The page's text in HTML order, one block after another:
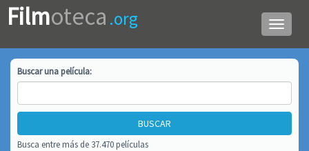
Menú
de
Filmoteca .org
Buscar unapelícula:
Busca entre más de 37.470 películas